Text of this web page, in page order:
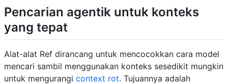
Pencarian agentik untuk konteks
yang tepat
Alat-alat Ref dirancang untuk mencocokkan cara model
mencari sambil menggunakan konteks sesedikit mungkin
untuk mengurangi context rot. Tujuannya adalah